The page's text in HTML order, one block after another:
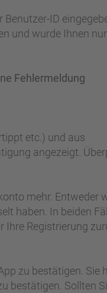
Benutzer-ID
und wurde Ihnen
Fehlermeldung
etc.) und aus
angezeigt.
mehr. Entweder
haben. In beiden
Ihre Registrierung
zu bestätigen. Sie
bestätigen. Sollten